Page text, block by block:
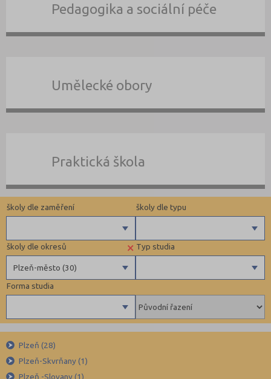
Pedagogika a sociální péče
Umělecké obory
Praktická škola
Forma studia
Dálkové
Kombinované
Typ studia
Výuční list
Bez výučního listu
×
Plzeň-město (30)
školy dle okresů
Benešov (12)
Blansko (13)
Brno-město (67)
Brno-venkov (15)
školy dle typu
Privátní
školy dle zaměření
Gymnázia
4 letá gymnázia
6 letá gymnázia
Se sportovní přípravou
Lycea
Technické a IT obory
Plzeň (28)
Plzeň-Skvrňany (1)
Plzeň -Slovany (1)